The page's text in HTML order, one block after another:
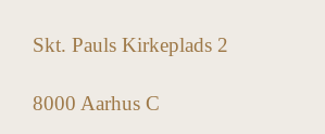
Skt. Pauls Kirkeplads 2
8000 Aarhus C